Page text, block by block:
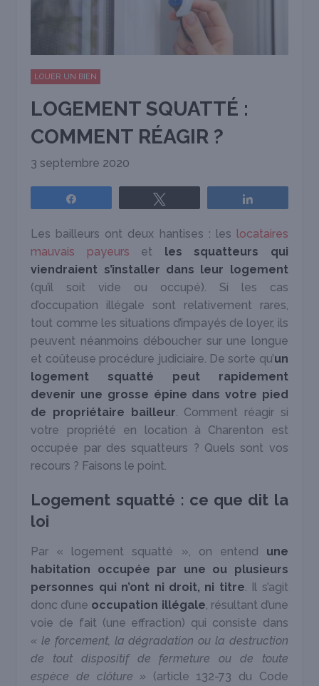
LOUER UN BIEN
LOGEMENT SQUATTÉ :
COMMENT RÉAGIR ?
3 septembre 2020
Les bailleurs ont deux hantises : les locataires
mauvais payeurs et les squatteurs qui
viendraient s’installer dans leur logement
(qu’il soit vide ou occupé). Si les cas
d’occupation illégale sont relativement rares,
tout comme les situations d’impayés de loyer, ils
peuvent néanmoins déboucher sur une longue
et coûteuse procédure judiciaire. De sorte qu’un
logement squatté peut rapidement
devenir une grosse épine dans votre pied
de propriétaire bailleur. Comment réagir si
votre propriété en location à Charenton est
occupée par des squatteurs ? Quels sont vos
recours ? Faisons le point.
Logement squatté : ce que dit la
loi
Par « logement squatté », on entend une
habitation occupée par une ou plusieurs
personnes qui n’ont ni droit, ni titre. Il s’agit
donc d’une occupation illégale, résultant d’une
voie de fait (une effraction) qui consiste dans
« le forcement, la dégradation ou la destruction
de tout dispositif de fermeture ou de toute
espèce de clôture » (article 132-73 du Code